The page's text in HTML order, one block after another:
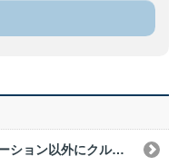
三井のカーシェアーズの借りたステーション以外にクルマを返却することはできますか？